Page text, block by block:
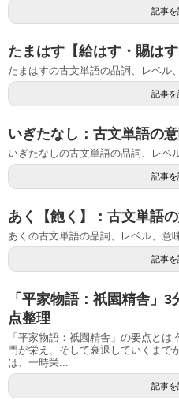
記事を
たまはす【給はす・賜は
たまはすの古文単語の品詞、レベル
記事を
いぎたなし：古文単語の
いぎたなしの古文単語の品詞、レベ
記事を
あく【飽く】：古文単語
あくの古文単語の品詞、レベル、意
記事を
「平家物語：祇園精舎」
点整理
「平家物語：祇園精舎」の要点と
門が栄え、そして衰退していくまで
は、一時栄...
記事を